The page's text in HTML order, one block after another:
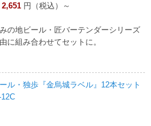
2,651 円（税込）～
の地ビール・匠バーテンダーシリーズ
に組み合わせてセットに。
ル・独歩『金烏城ラベル』12本セット